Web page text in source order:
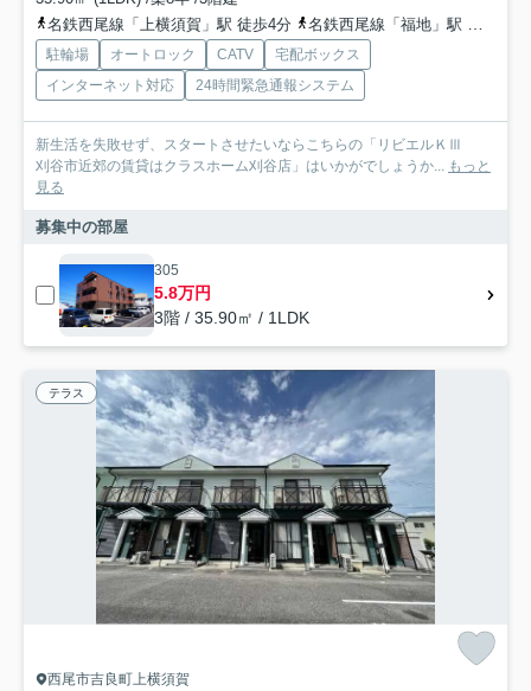
名鉄西尾線「上横須賀」駅 徒歩4分
名鉄西尾線「福地」駅 徒歩37分
駐輪場 オートロック CATV
宅配ボックス
インターネット対応
24時間緊急通報システム
新生活を失敗せず、スタートさせたいならこちらの「リビエルＫⅢ
刈谷市近郊の賃貸はクラスホーム刈谷店」はいかがでしょうか... もっと
見る
募集中の部屋
305
5.8万円
3階 / 35.90㎡ / 1LDK
テラス
西尾市吉良町上横須賀